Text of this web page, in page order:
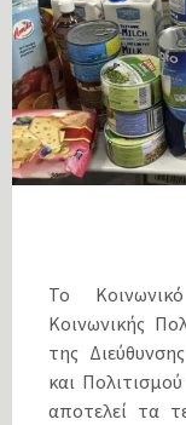
Το
Κοινωνικής
της
και
αποτελεί τα